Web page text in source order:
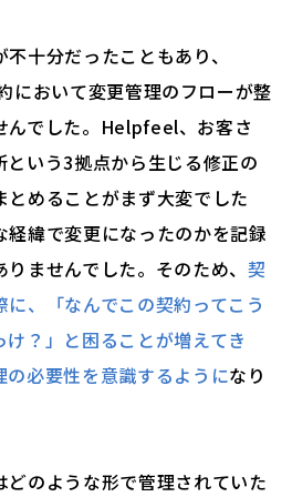
十分だったこともあり、
において変更管理のフローが整
んでした。Helpfeel、お客さ
という3拠点から生じる修正の
とめることがまず大変でした
経緯で変更になったのかを記録
ませんでした。そのため、 契
に、「なんでこの契約ってこう
け？」と困ることが増えてき
の必要性を意識するようになり
どのような形で管理されていた